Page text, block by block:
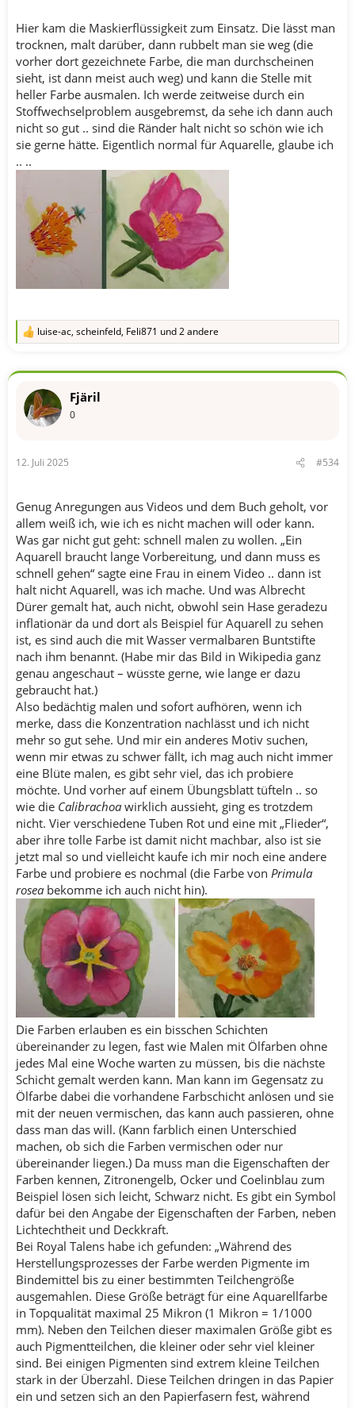
Hier kam die Maskierflüssigkeit zum Einsatz. Die lässt man
trocknen, malt darüber, dann rubbelt man sie weg (die
vorher dort gezeichnete Farbe, die man durchscheinen
sieht, ist dann meist auch weg) und kann die Stelle mit
heller Farbe ausmalen. Ich werde zeitweise durch ein
Stoffwechselproblem ausgebremst, da sehe ich dann auch
nicht so gut .. sind die Ränder halt nicht so schön wie ich
sie gerne hätte. Eigentlich normal für Aquarelle, glaube ich
.. ..
R
k
o
:
luise-ac, scheinfeld, Feli871 und 2 andere
Fjäril
0
12. Juli 2025 #534
Genug Anregungen aus Videos und dem Buch geholt, vor
allem weiß ich, wie ich es nicht machen will oder kann.
Was gar nicht gut geht: schnell malen zu wollen. „Ein
Aquarell braucht lange Vorbereitung, und dann muss es
schnell gehen“ sagte eine Frau in einem Video .. dann ist
halt nicht Aquarell, was ich mache. Und was Albrecht
Dürer gemalt hat, auch nicht, obwohl sein Hase geradezu
inflationär da und dort als Beispiel für Aquarell zu sehen
ist, es sind auch die mit Wasser vermalbaren Buntstifte
nach ihm benannt. (Habe mir das Bild in Wikipedia ganz
genau angeschaut – wüsste gerne, wie lange er dazu
gebraucht hat.)
Also bedächtig malen und sofort aufhören, wenn ich
merke, dass die Konzentration nachlässt und ich nicht
mehr so gut sehe. Und mir ein anderes Motiv suchen,
wenn mir etwas zu schwer fällt, ich mag auch nicht immer
eine Blüte malen, es gibt sehr viel, das ich probiere
möchte. Und vorher auf einem Übungsblatt tüfteln .. so
wie die Calibrachoa wirklich aussieht, ging es trotzdem
nicht. Vier verschiedene Tuben Rot und eine mit „Flieder“,
aber ihre tolle Farbe ist damit nicht machbar, also ist sie
jetzt mal so und vielleicht kaufe ich mir noch eine andere
Farbe und probiere es nochmal (die Farbe von Primula
rosea bekomme ich auch nicht hin).
Die Farben erlauben es ein bisschen Schichten
übereinander zu legen, fast wie Malen mit Ölfarben ohne
jedes Mal eine Woche warten zu müssen, bis die nächste
Schicht gemalt werden kann. Man kann im Gegensatz zu
Ölfarbe dabei die vorhandene Farbschicht anlösen und sie
mit der neuen vermischen, das kann auch passieren, ohne
dass man das will. (Kann farblich einen Unterschied
machen, ob sich die Farben vermischen oder nur
übereinander liegen.) Da muss man die Eigenschaften der
Farben kennen, Zitronengelb, Ocker und Coelinblau zum
Beispiel lösen sich leicht, Schwarz nicht. Es gibt ein Symbol
dafür bei den Angabe der Eigenschaften der Farben, neben
Lichtechtheit und Deckkraft.
Bei Royal Talens habe ich gefunden: „Während des
Herstellungsprozesses der Farbe werden Pigmente im
Bindemittel bis zu einer bestimmten Teilchengröße
ausgemahlen. Diese Größe beträgt für eine Aquarellfarbe
in Topqualität maximal 25 Mikron (1 Mikron = 1/1000
mm). Neben den Teilchen dieser maximalen Größe gibt es
auch Pigmentteilchen, die kleiner oder sehr viel kleiner
sind. Bei einigen Pigmenten sind extrem kleine Teilchen
stark in der Überzahl. Diese Teilchen dringen in das Papier
ein und setzen sich an den Papierfasern fest, während